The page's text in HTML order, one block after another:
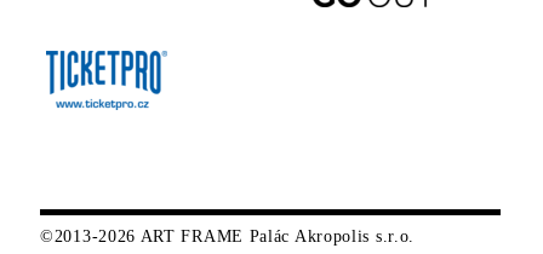
©2013-2026 ART FRAME Palác Akropolis s.r.o.